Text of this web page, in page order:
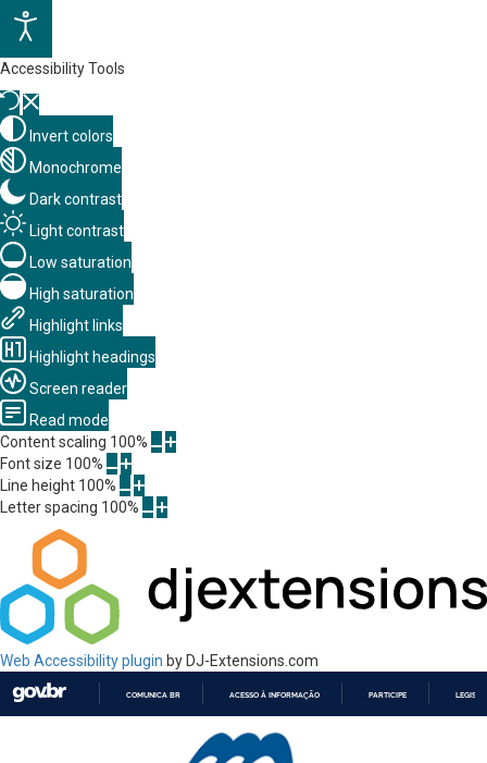
Accessibility Tools
Invert colors
Monochrome
Dark contrast
Light contrast
Low saturation
High saturation
Highlight links
Highlight headings
Screen reader
Read mode
Content scaling 100%
Font size 100%
Line height 100%
Letter spacing 100%
Web Accessibility plugin by DJ-Extensions.com
PARA
COMUNICA BR ACESSO À INFORMAÇÃO PARTICIPE